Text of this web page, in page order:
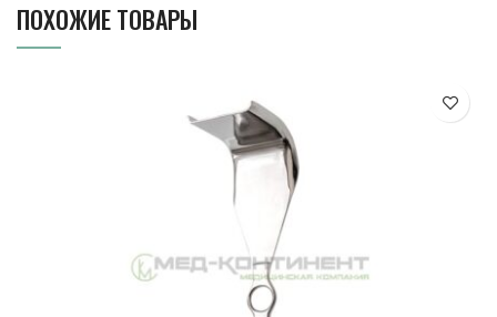
ПОХОЖИЕ ТОВАРЫ